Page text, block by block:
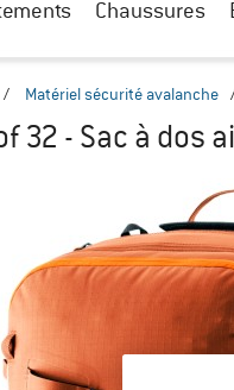
Chaussures
/ Matériel sécurité avalanche
32 - Sac à dos